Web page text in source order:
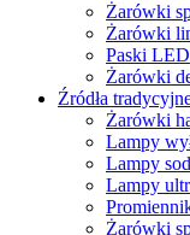
Żarówki
Żarówki
Paski LED
Żarówki
Źródła
Żarówki
Lampy
Lampy
Lampy
Żarówki